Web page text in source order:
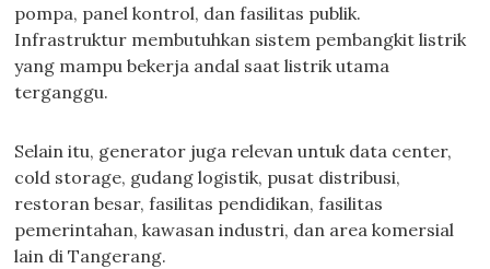
pompa, panel kontrol, dan fasilitas publik.
Infrastruktur membutuhkan sistem pembangkit listrik
yang mampu bekerja andal saat listrik utama
terganggu.
Selain itu, generator juga relevan untuk data center,
cold storage, gudang logistik, pusat distribusi,
restoran besar, fasilitas pendidikan, fasilitas
pemerintahan, kawasan industri, dan area komersial
lain di Tangerang.